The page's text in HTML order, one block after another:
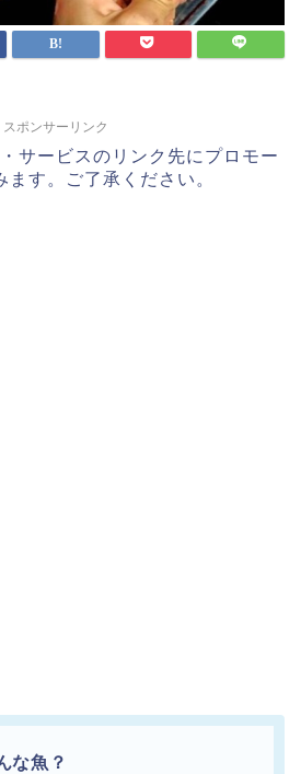
スポンサーリンク
サービスのリンク先にプロモー
ます。ご了承ください。
な魚？